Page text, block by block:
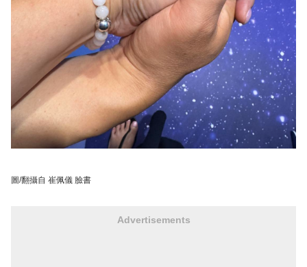
圖/翻攝自 崔佩儀 臉書
Advertisements